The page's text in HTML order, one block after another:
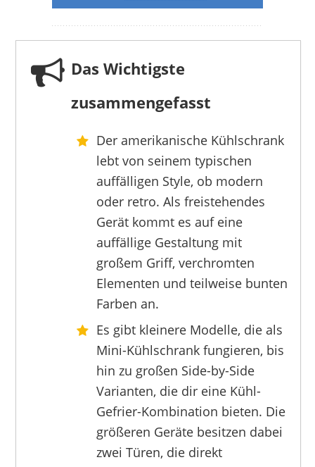
BOSCH
1744,52 €*
BOSCH
1649,00 €*
Das Wichtigste
zusammengefasst
Der amerikanische Kühlschrank
lebt von seinem typischen
auffälligen Style, ob modern
oder retro. Als freistehendes
Gerät kommt es auf eine
auffällige Gestaltung mit
großem Griff, verchromten
Elementen und teilweise bunten
Farben an.
Es gibt kleinere Modelle, die als
Mini-Kühlschrank fungieren, bis
hin zu großen Side-by-Side
Varianten, die dir eine Kühl-
Gefrier-Kombination bieten. Die
größeren Geräte besitzen dabei
zwei Türen, die direkt